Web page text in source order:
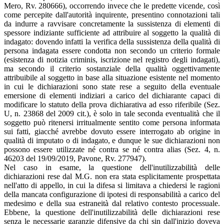
Mero, Rv. 280666), occorrendo invece che le predette vicende, così
come percepite dall'autorità inquirente, presentino connotazioni tali
da indurre a ravvisare concretamente la sussistenza di elementi di
spessore indiziante sufficiente ad attribuire al soggetto la qualità di
indagato: dovendo infatti la verifica della sussistenza della qualità di
persona indagata essere condotta non secondo un criterio formale
(esistenza di notizia criminis, iscrizione nel registro degli indagati),
ma secondo il criterio sostanziale della qualità oggettivamente
attribuibile al soggetto in base alla situazione esistente nel momento
in cui le dichiarazioni sono state rese a seguito della eventuale
emersione di elementi indiziari a carico del dichiarante capaci di
modificare lo statuto della prova dichiarativa ad esso riferibile (Sez.
U, n. 23868 del 2009 cit.), è solo in tale seconda eventualità che il
soggetto può ritenersi irritualmente sentito come persona informata
sui fatti, giacché avrebbe dovuto essere interrogato ab origine in
qualità di imputato o di indagato, e dunque le sue dichiarazioni non
possono essere utilizzate né contra se né contra alias (Sez. 4, n.
46203 del 19/09/2019, Pavone, Rv. 277947).
Nel caso in esame, la questione dell'inutilizzabilità delle
dichiarazioni rese dal M.G. non era stata esplicitamente prospettata
nell'atto di appello, in cui la difesa si limitava a chiedersi le ragioni
della mancata configurazione di ipotesi di responsabilità a carico del
medesimo e della sua estraneità dal relativo contesto processuale.
Ebbene, la questione dell'inutilizzabilità delle dichiarazioni rese
senza le necessarie garanzie difensive da chi sin dall'inizio doveva